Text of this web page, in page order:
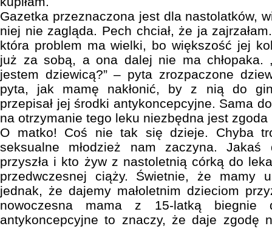
Gazetka przeznaczona jest dla nastolatków,
niej nie zagląda. Pech chciał, że ja
która problem ma wielki, bo większość jej
już za sobą, a ona dalej nie ma chłopaka.
jestem dziewicą?” – pyta zrozpaczone
pyta, jak mamę nakłonić, by z nią do
przepisał jej środki antykoncepcyjne. Sama
na otrzymanie tego leku niezbędna jest zgoda
O matko! Coś nie tak się dzieje. Chyba
seksualne młodzież nam zaczyna.
przyszła i kto żyw z nastoletnią córką do
przedwczesnej ciąży. Świetnie, że mamy
jednak, że dajemy małoletnim dzieciom
nowoczesna mama z 15-latką
antykoncepcyjne to znaczy, że daje zgodę